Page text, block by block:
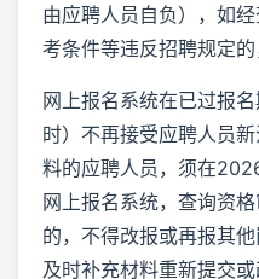
由应聘人员自负），如
考条件等违反招聘规定的
网上报名系统在已过报
时）不再接受应聘人员
料的应聘人员，须在
网上报名系统，查询资
的，不得改报或再报其
及时补充材料重新提交